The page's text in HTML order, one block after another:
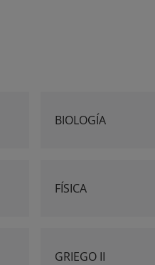
BIOLOGÍA
FÍSICA
GRIEGO II